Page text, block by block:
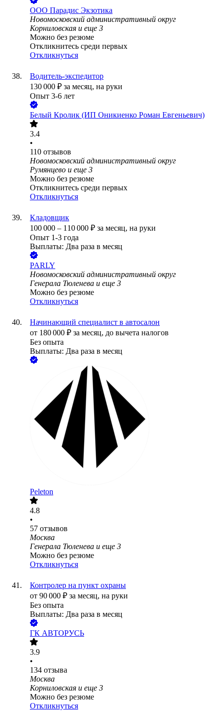
ООО Парадис Экзотика
Новомосковский административный округ
Корниловская и еще 3
Можно без резюме
Откликнитесь среди первых
Откликнуться
Водитель-экспедитор
130 000 ₽ за месяц, на руки
Опыт 3-6 лет
Белый Кролик (ИП Оникиенко Роман Евгеньевич)
3.4
•
110 отзывов
Новомосковский административный округ
Румянцево и еще 3
Можно без резюме
Откликнитесь среди первых
Откликнуться
Кладовщик
100 000 – 110 000 ₽ за месяц, на руки
Опыт 1-3 года
Выплаты: Два раза в месяц
PARLY
Новомосковский административный округ
Генерала Тюленева и еще 3
Можно без резюме
Откликнуться
Начинающий специалист в автосалон
от 180 000 ₽ за месяц, до вычета налогов
Без опыта
Выплаты: Два раза в месяц
Peleton
4.8
•
57 отзывов
Москва
Генерала Тюленева и еще 3
Можно без резюме
Откликнуться
Контролер на пункт охраны
от 90 000 ₽ за месяц, на руки
Без опыта
Выплаты: Два раза в месяц
ГК АВТОРУСЬ
3.9
•
134 отзыва
Москва
Корниловская и еще 3
Можно без резюме
Откликнуться